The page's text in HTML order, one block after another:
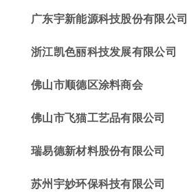
广东宇新能源科技股份有限公司
浙江凯色丽科技发展有限公司
佛山市顺德区涂料商会
佛山市飞猫工艺品有限公司
瑞易德新材料股份有限公司
苏州宇妙环保科技有限公司